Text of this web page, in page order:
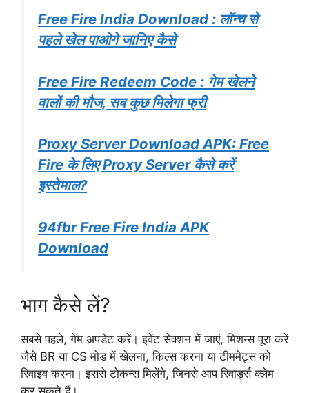
Free Fire India Download : लॉन्च से
पहले खेल पाओगे जानिए कैसे
Free Fire Redeem Code : गेम खेलने
वालों की मौज, सब कुछ मिलेगा फ्री
Proxy Server Download APK: Free
Fire के लिए Proxy Server कैसे करें
इस्तेमाल?
94fbr Free Fire India APK
Download
भाग कैसे लें?
सबसे पहले, गेम अपडेट करें। इवेंट सेक्शन में जाएं, मिशन्स पूरा करें
जैसे BR या CS मोड में खेलना, किल्स करना या टीममेट्स को
रिवाइव करना। इससे टोकन्स मिलेंगे, जिनसे आप रिवार्ड्स क्लेम